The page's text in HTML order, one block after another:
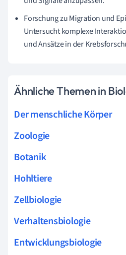
Forschung zu Migration und
Untersucht komplexe
und Ansätze in der
Ähnliche Themen in
Der menschliche Körper
Zoologie
Botanik
Hohltiere
Zellbiologie
Verhaltensbiologie
Entwicklungsbiologie